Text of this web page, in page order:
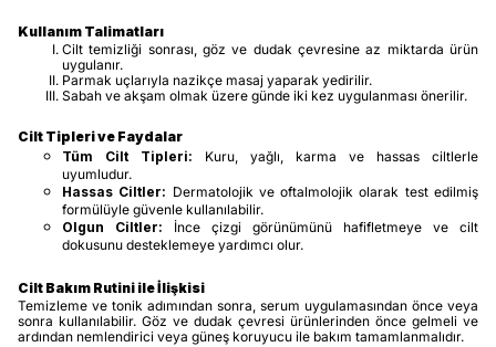
Kullanım Talimatları
Cilt temizliği sonrası, göz ve dudak çevresine az miktarda ürün
uygulanır.
Parmak uçlarıyla nazikçe masaj yaparak yedirilir.
Sabah ve akşam olmak üzere günde iki kez uygulanması önerilir.
Cilt Tipleri ve Faydalar
Tüm Cilt Tipleri: Kuru, yağlı, karma ve hassas ciltlerle
uyumludur.
Hassas Ciltler: Dermatolojik ve oftalmolojik olarak test edilmiş
formülüyle güvenle kullanılabilir.
Olgun Ciltler: İnce çizgi görünümünü hafifletmeye ve cilt
dokusunu desteklemeye yardımcı olur.
Cilt Bakım Rutini ile İlişkisi
Temizleme ve tonik adımından sonra, serum uygulamasından önce veya
sonra kullanılabilir. Göz ve dudak çevresi ürünlerinden önce gelmeli ve
ardından nemlendirici veya güneş koruyucu ile bakım tamamlanmalıdır.